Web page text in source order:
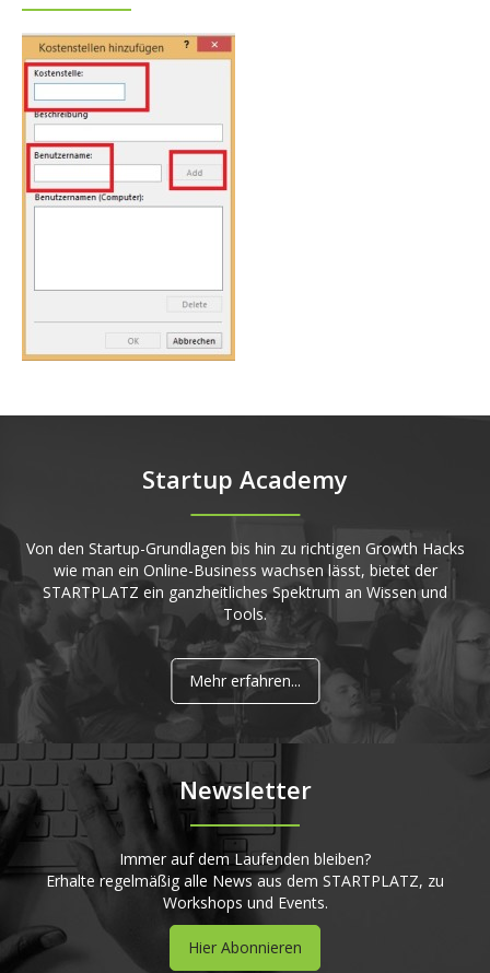
Startup Academy
Von den Startup-Grundlagen bis hin zu richtigen Growth Hacks
wie man ein Online-Business wachsen lässt, bietet der
STARTPLATZ ein ganzheitliches Spektrum an Wissen und
Tools.
Mehr erfahren...
Newsletter
Immer auf dem Laufenden bleiben?
Erhalte regelmäßig alle News aus dem STARTPLATZ, zu
Workshops und Events.
Hier Abonnieren